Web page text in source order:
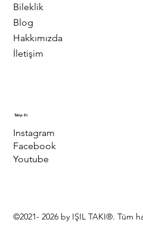
Bileklik
Blog
Hakkımızda
İletişim
Takip Et
Instagram
Facebook
Youtube
©2021- 2026 by IŞIL TAKI®. Tüm